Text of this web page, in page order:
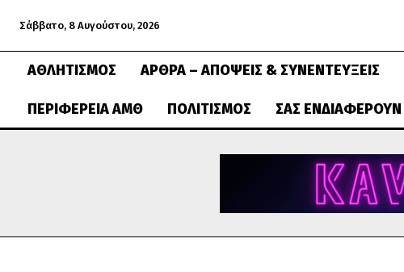
Σάββατο, 8 Αυγούστου, 2026
ΑΘΛΗΤΙΣΜΌΣ ΆΡΘΡΑ – ΑΠΌΨΕΙΣ & ΣΥΝΕΝΤΕΎΞΕΙΣ
ΠΕΡΙΦΈΡΕΙΑ ΑΜΘ ΠΟΛΙΤΙΣΜΌΣ ΣΑΣ ΕΝΔΙΑΦΈΡΟΥΝ